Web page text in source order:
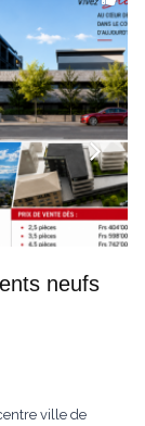
neufs
ville de